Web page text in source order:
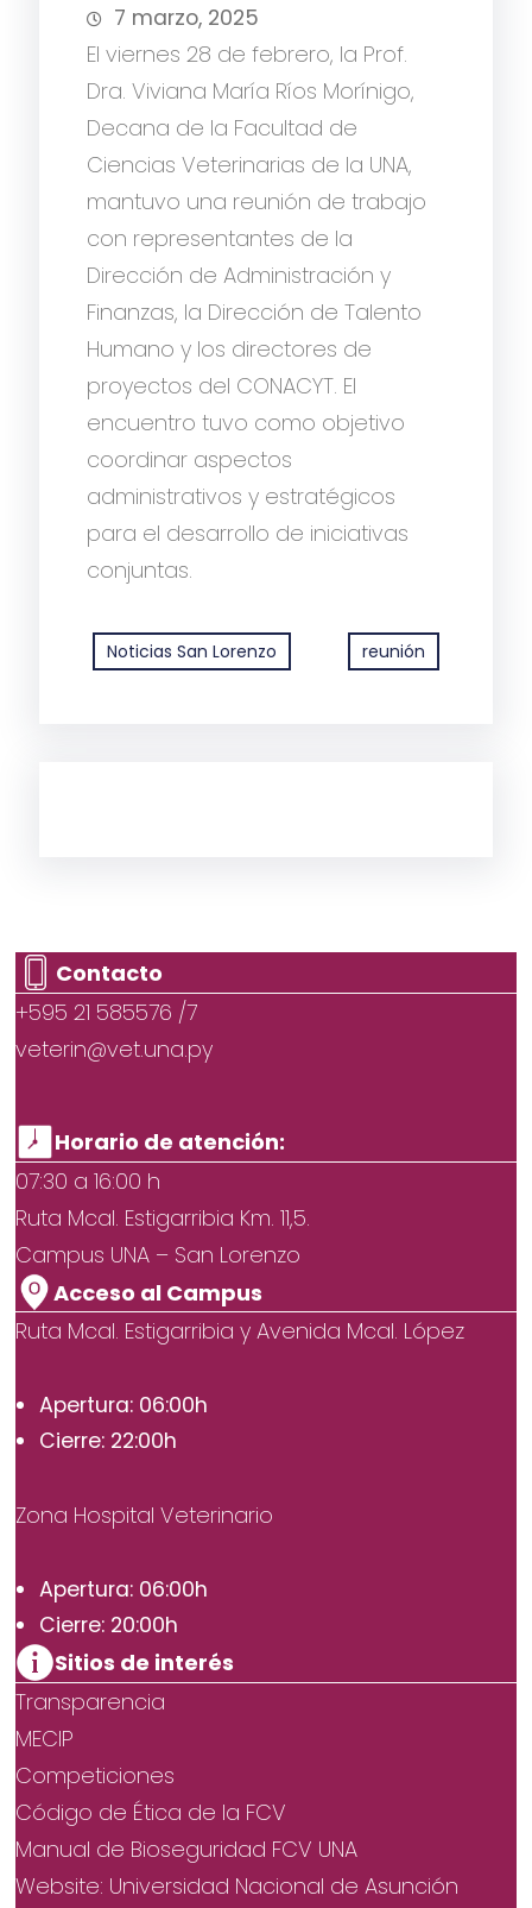
7 marzo, 2025
El viernes 28 de febrero, la Prof.
Dra. Viviana María Ríos Morínigo,
Decana de la Facultad de
Ciencias Veterinarias de la UNA,
mantuvo una reunión de trabajo
con representantes de la
Dirección de Administración y
Finanzas, la Dirección de Talento
Humano y los directores de
proyectos del CONACYT. El
encuentro tuvo como objetivo
coordinar aspectos
administrativos y estratégicos
para el desarrollo de iniciativas
conjuntas.
Noticias San Lorenzo reunión
Contacto
+595 21 585576 /7
veterin@vet.una.py
Horario de atención:
07:30 a 16:00 h
Ruta Mcal. Estigarribia Km. 11,5.
Campus UNA – San Lorenzo
Acceso al Campus
Ruta Mcal. Estigarribia y Avenida Mcal. López
Apertura: 06:00h
Cierre: 22:00h
Zona Hospital Veterinario
Apertura: 06:00h
Cierre: 20:00h
Sitios de interés
Transparencia
MECIP
Competiciones
Código de Ética de la FCV
Manual de Bioseguridad FCV UNA
Website: Universidad Nacional de Asunción